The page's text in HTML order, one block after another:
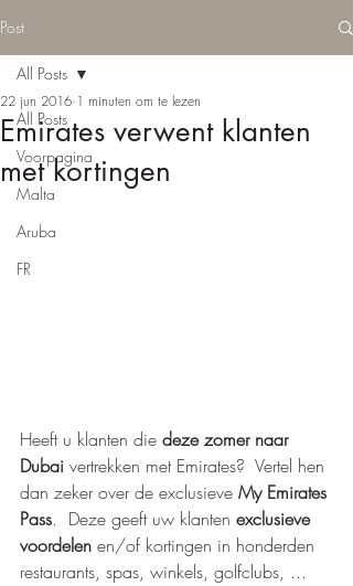
Post
All Posts
Voorpagina
Malta
Aruba
FR
All Posts
Emirates verwent klanten
met kortingen
22 jun 2016 1 minuten om te lezen
Heeft u klanten die deze zomer naar
Dubai vertrekken met Emirates?  Vertel hen
dan zeker over de exclusieve My Emirates
Pass.  Deze geeft uw klanten exclusieve
voordelen en/of kortingen in honderden
restaurants, spas, winkels, golfclubs, ...